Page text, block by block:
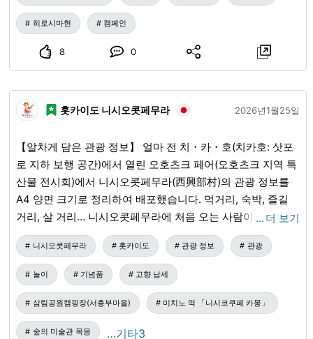
와 B에는 알코올이 포함되어 있습니다. 알코올에 약하신 분은
응모를 삼가 주십시오. B는 20세 미만인 분은 응모할 수 없습
LINE 공식 계정에서 응모해 주십시오. ◼︎ 미요시(Miyoshi) 관
미등록이신 분은 아래 링크에서 미요시(Miyoshi) 관광 앰배서
더에 등록 → 자동 회신 메일에서 LINE 공식 계정에 등록해 주
(Miyoshi) 관광 앰배서더 등록자일 것 ・Instagram 계정을 가
지고 있고 공개 상태로 게시하고 있을 것 ・당첨된 경우에는
Instagram에서 상품 리뷰(감상)를 게시할 수 있을 것 ・선물
기획 후의 앙케이트에 답변할 수 있을 것 ◼︎ 주의사항 ・상품
발송은 2월 중순경을 예정하고 있습니다. ※ 미요시(Miyoshi)
의 일품을 체험하고 Instagram에서 발신해 주시는 것이 목적
이므로, 비공개(잠금) 계정에서의 응모는 당첨되지 않습니다.
미요시시(Miyoshi-shi)를 정말 좋아하는💕 여러분의 응모를
기다리고 있겠습니다☺️miyoshi-daisuki.com
히로시마현 캠페인
8 0
홋카이도 니시오콧페무라 2026년1월25일
【알차게 담은 관광 정보】 얼마 전 치・카・호(치카호: 삿포
로 지하 보행 공간)에서 열린 오호츠크 페어(오호츠크 지역 특
산물 전시회)에서 니시오콧페무라(西興部村)의 관광 정보를
A4 양면 크기로 정리하여 배포했습니다. 먹거리, 숙박, 즐길
거리, 살 거리… 니시오콧페무라에 처음 오는 사람이 궁금해할
만한 정보가 무엇일까 고민하며 엄선한 정보를 SNS에도 올려
보려고 합니다! 〇오시는 길 행사장이 삿포로역이었기 때문에
삿포로역에서 니시오콧페무라로 이동하는 방법에 대해 알아
보았습니다. 대략 4~6시간 정도 걸립니다🚙 가벼운 여행이네
요. 마을 내에 주유소가 있으므로 차를 가지고 오시는 경우에
도 안심입니다🙌 〇먹거리, 숙박, 즐길 거리… 여름 한정 시설
… 더 보기
니시오콧페무라 홋카이도 관광 정보 관광
놀이 기념품 고향 납세
삼림공원캠핑장(서흥부마을) 미치노 역 「니시코쿠페 카몽」
숲의 미술관 목몽 …기타3